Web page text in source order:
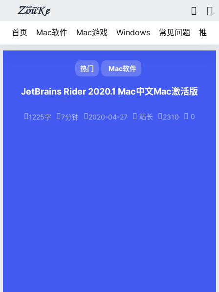
首页 Mac软件 Mac游戏 Windows 常见问题 推荐
热门 Mac软件
JetBrains Rider 2020.1 Mac中文Mac激活版
1225字 7分钟 2020-04-27 站长 2310 0